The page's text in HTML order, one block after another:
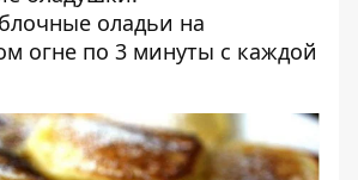
оладьи на
огне по 3 минуты с каждой